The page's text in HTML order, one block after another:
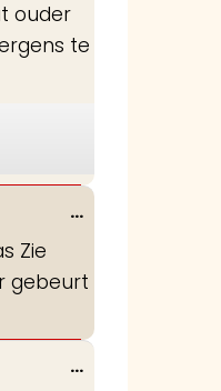
ouder
te
Zie
gebeurt
...Wissel
...Wissel